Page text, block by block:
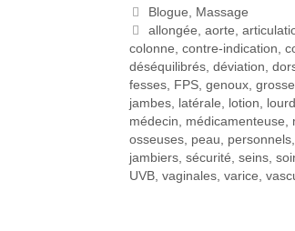
Blogue
Massage
allongée ,aorte ,
colonne contre-indication
déséquilibrés déviation
fesses
FPS genoux
jambes
latérale lotion
médecin
médicamenteuse
osseuses peau personnels
jambiers sécurité seins
UVB vaginales varice